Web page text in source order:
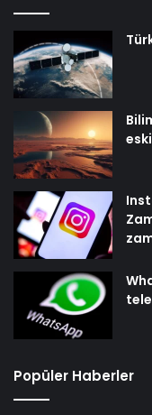
Popüler Haberler